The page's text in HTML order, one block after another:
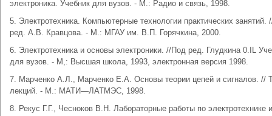
электроника. Учебник для вузов. - М.: Радио и связь, 1998.
5. Электротехника. Компьютерные технологии практических занятий.
ред. А.В. Кравцова. - М.: МГАУ им. В.П. Горячкина, 2000.
6. Электротехника и основы электроники. //Под ред. Глудкина 0.IL
для вузов. - М,: Высшая школа, 1993, электронная версия 1998.
7. Марченко А.Л., Марченко Е.А. Основы теории цепей и сигналов. //
лекций. - М.: МАТИ—ЛАТМЭС, 1998.
8. Рекус Г.Г., Чесноков В.Н. Лабораторные работы по электротехнике и